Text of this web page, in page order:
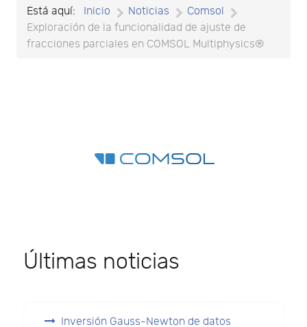
Está aquí: Inicio Noticias
Comsol
Exploración de la funcionalidad de ajuste de
fracciones parciales en COMSOL Multiphysics®
Últimas noticias
Inversión Gauss-Newton de datos